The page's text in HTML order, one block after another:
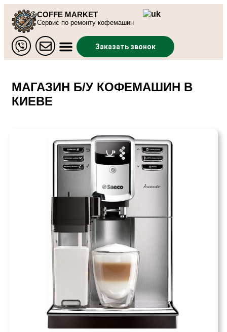
COFFE MARKET
Сервис по ремонту кофемашин
Заказать звонок
МАГАЗИН Б/У КОФЕМАШИН В
КИЕВЕ